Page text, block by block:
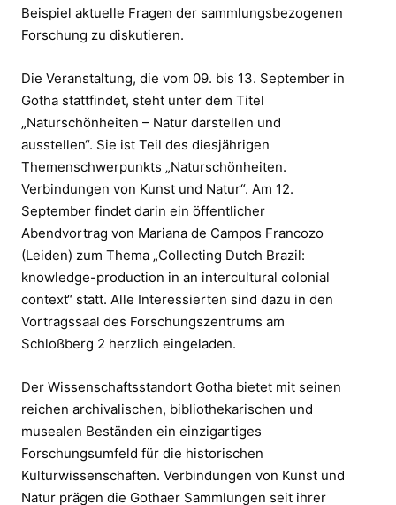
Beispiel aktuelle Fragen der sammlungsbezogenen
Forschung zu diskutieren.
Die Veranstaltung, die vom 09. bis 13. September in
Gotha stattfindet, steht unter dem Titel
„Naturschönheiten – Natur darstellen und
ausstellen“. Sie ist Teil des diesjährigen
Themenschwerpunkts „Naturschönheiten.
Verbindungen von Kunst und Natur“. Am 12.
September findet darin ein öffentlicher
Abendvortrag von Mariana de Campos Francozo
(Leiden) zum Thema „Collecting Dutch Brazil:
knowledge-production in an intercultural colonial
context“ statt. Alle Interessierten sind dazu in den
Vortragssaal des Forschungszentrums am
Schloßberg 2 herzlich eingeladen.
Der Wissenschaftsstandort Gotha bietet mit seinen
reichen archivalischen, bibliothekarischen und
musealen Beständen ein einzigartiges
Forschungsumfeld für die historischen
Kulturwissenschaften. Verbindungen von Kunst und
Natur prägen die Gothaer Sammlungen seit ihrer